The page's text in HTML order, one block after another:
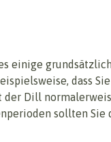
einige
dass
Dill
sollten